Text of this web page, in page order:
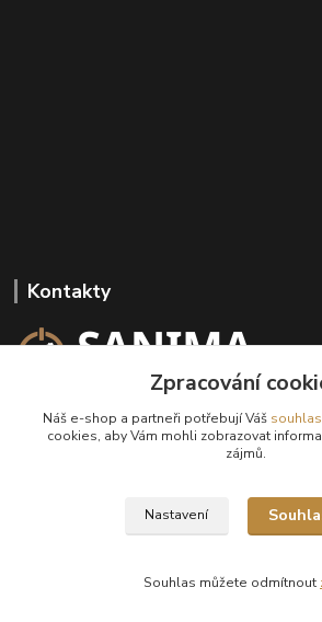
Kontakty
+420 602 647 136
(Po-Pá, 9-18 hod.)
Zpracování
Náš e-shop a partneři potřebují Váš souhlas
cookies, aby Vám mohli zobrazovat
zájmů.
Nastavení
Souhlas můžete odmítnout